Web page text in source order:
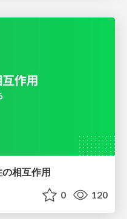
相互作用
0 120